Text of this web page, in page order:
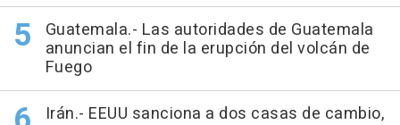
Guatemala.- Las autoridades de Guatemala
anuncian el fin de la erupción del volcán de
Fuego
Irán.- EEUU sanciona a dos casas de cambio,